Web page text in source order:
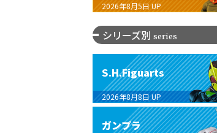
2026年8月5日 UP
シリーズ別 series
S.H.Figuarts
2026年8月8日 UP
ガンプラ